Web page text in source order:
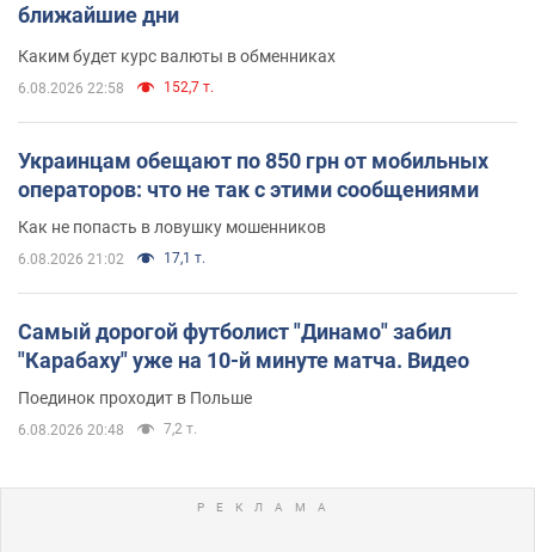
ближайшие дни
Каким будет курс валюты в обменниках
6.08.2026 22:58 152,7 т.
Украинцам обещают по 850 грн от мобильных
операторов: что не так с этими сообщениями
Как не попасть в ловушку мошенников
6.08.2026 21:02 17,1 т.
Самый дорогой футболист "Динамо" забил
"Карабаху" уже на 10-й минуте матча. Видео
Поединок проходит в Польше
6.08.2026 20:48 7,2 т.